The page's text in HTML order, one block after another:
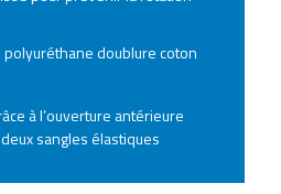
polyuréthane doublure coton
à l’ouverture antérieure
sangles élastiques